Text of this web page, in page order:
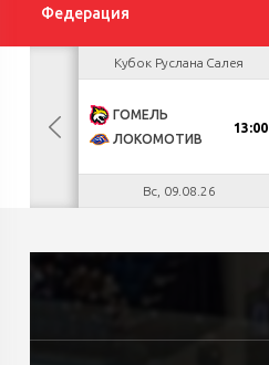
Федерация
БУЛ
Кубок Руслана Салея
ГОМЕЛЬ
ЛОКОМОТИВ
13:00
Вс, 09.08.26